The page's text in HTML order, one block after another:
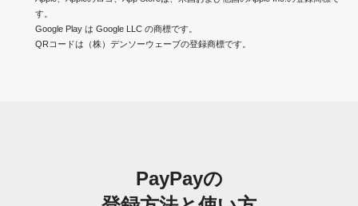
す。
Google Play は Google LLC の商標です。
QRコードは（株）デンソーウェーブの登録商標です。
PayPayの